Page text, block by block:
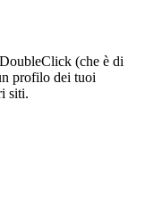
(che è di
profilo dei tuoi
siti.